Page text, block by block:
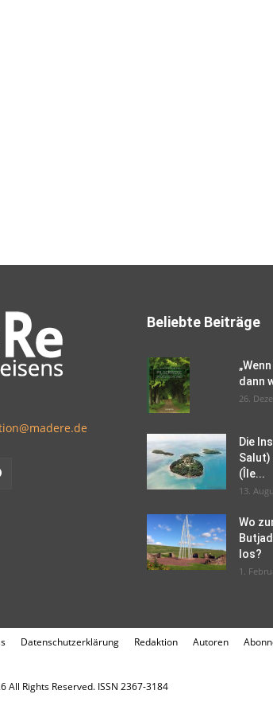
Beliebte Beiträge
dann
26.
Die
Salut)
(Île...
13.
Wo
los?
1.
Datenschutzerklärung Redaktion Autoren
All Rights Reserved. ISSN 2367-3184